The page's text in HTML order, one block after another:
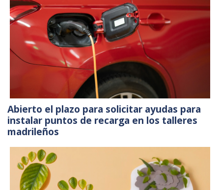
Abierto el plazo para solicitar ayudas para
instalar puntos de recarga en los talleres
madrileños